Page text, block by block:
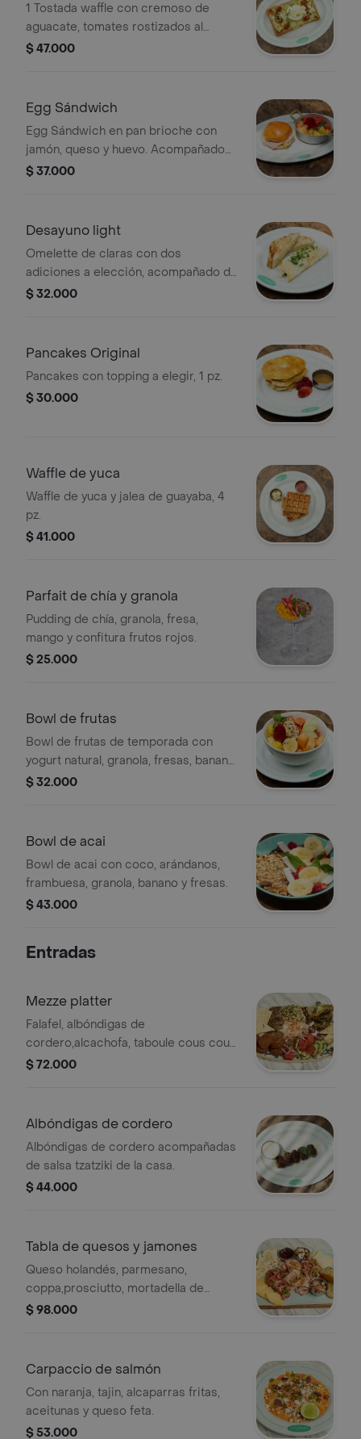
1 Tostada waffle con cremoso de
aguacate, tomates rostizados al
carbón, huevo pochado y queso
$ 47.000
Egg Sándwich
Egg Sándwich en pan brioche con
jamón, queso y huevo. Acompañado
de una porción de frutas frescas.
$ 37.000
Desayuno light
Omelette de claras con dos
adiciones a elección, acompañado de
pan de avena y microgreens.
$ 32.000
Pancakes Original
Pancakes con topping a elegir, 1 pz.
$ 30.000
Waffle de yuca
Waffle de yuca y jalea de guayaba, 4
pz.
$ 41.000
Parfait de chía y granola
Pudding de chía, granola, fresa,
mango y confitura frutos rojos.
$ 25.000
Bowl de frutas
Bowl de frutas de temporada con
yogurt natural, granola, fresas, banano,
piña, melón y manzana.
$ 32.000
Bowl de acai
Bowl de acai con coco, arándanos,
frambuesa, granola, banano y fresas.
$ 43.000
Entradas
Mezze platter
Falafel, albóndigas de
cordero,alcachofa, taboule cous cous,
hummus, aceitunas marinadas y pan
$ 72.000
Albóndigas de cordero
Albóndigas de cordero acompañadas
de salsa tzatziki de la casa.
$ 44.000
Tabla de quesos y jamones
Queso holandés, parmesano,
coppa,prosciutto, mortadella de
pistachio, aceitunas, confitura y pan
$ 98.000
Carpaccio de salmón
Con naranja, tajin, alcaparras fritas,
aceitunas y queso feta.
$ 53.000